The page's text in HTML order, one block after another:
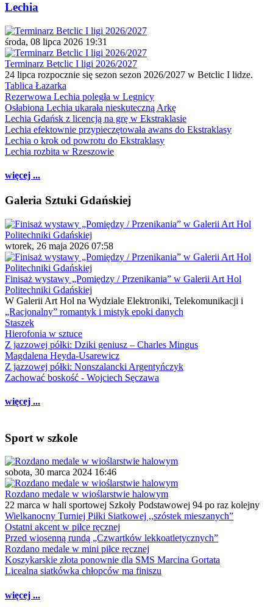
Lechia
środa, 08 lipca 2026 19:31
Terminarz Betclic I ligi 2026/2027
24 lipca rozpocznie się sezon sezon 2026/2027 w Betclic I lidze.
Tablica Łazarka
Rezerwowa Lechia poległa w Legnicy
Osłabiona Lechia ukarała nieskuteczną Arkę
Lechia Gdańsk z licencją na grę w Ekstraklasie
Lechia efektownie przypieczętowała awans do Ekstraklasy
Lechia o krok od powrotu do Ekstraklasy
Lechia rozbita w Rzeszowie
więcej ...
Galeria Sztuki Gdańskiej
wtorek, 26 maja 2026 07:58
Finisaż wystawy „Pomiędzy / Przenikania” w Galerii Art Hol
Politechniki Gdańskiej
W Galerii Art Hol na Wydziale Elektroniki, Telekomunikacji i
„Racjonalny” romantyk i mistyk epoki danych
Staszek
Hierofonia w sztuce
Z jazzowej półki: Dziki geniusz – Charles Mingus
Magdalena Heyda-Usarewicz
Z jazzowej półki: Nonszalancki Argentyńczyk
Zachować boskość - Wojciech Sęczawa
więcej ...
Sport w szkole
sobota, 30 marca 2024 16:46
Rozdano medale w wioślarstwie halowym
22 marca w hali sportowej Szkoły Podstawowej 94 po raz kolejny
Wielkanocny Turniej Piłki Siatkowej ,,szóstek mieszanych”
Ostatni akcent w piłce ręcznej
Przed wiosenną rundą „Czwartków lekkoatletycznych”
Rozdano medale w mini piłce ręcznej
Koszykarskie złota ponownie dla SMS Marcina Gortata
Licealna siatkówka chłopców ma finiszu
więcej ...